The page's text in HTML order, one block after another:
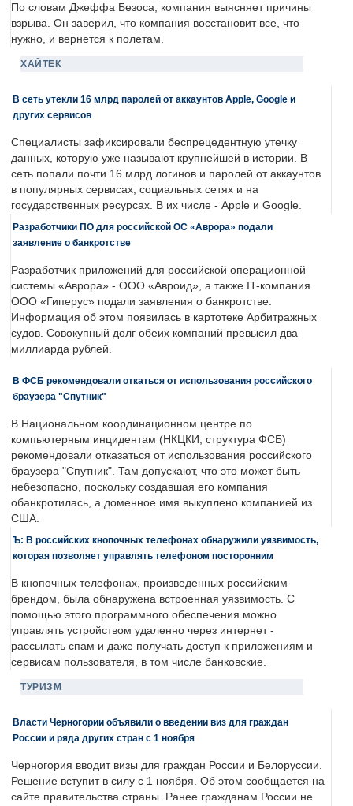
По словам Джеффа Безоса, компания выясняет причины
взрыва. Он заверил, что компания восстановит все, что
нужно, и вернется к полетам.
ХАЙТЕК
В сеть утекли 16 млрд паролей от аккаунтов Apple, Google и
других сервисов
Специалисты зафиксировали беспрецедентную утечку
данных, которую уже называют крупнейшей в истории. В
сеть попали почти 16 млрд логинов и паролей от аккаунтов
в популярных сервисах, социальных сетях и на
государственных ресурсах. В их числе - Apple и Google.
Разработчики ПО для российской ОС «Аврора» подали
заявление о банкротстве
Разработчик приложений для российской операционной
системы «Аврора» - ООО «Авроид», а также IT-компания
ООО «Гиперус» подали заявления о банкротстве.
Информация об этом появилась в картотеке Арбитражных
судов. Совокупный долг обеих компаний превысил два
миллиарда рублей.
В ФСБ рекомендовали откаться от использования российского
браузера "Спутник"
В Национальном координационном центре по
компьютерным инцидентам (НКЦКИ, структура ФСБ)
рекомендовали отказаться от использования российского
браузера "Спутник". Там допускают, что это может быть
небезопасно, поскольку создавшая его компания
обанкротилась, а доменное имя выкуплено компанией из
США.
Ъ: В российских кнопочных телефонах обнаружили уязвимость,
которая позволяет управлять телефоном посторонним
В кнопочных телефонах, произведенных российским
брендом, была обнаружена встроенная уязвимость. С
помощью этого программного обеспечения можно
управлять устройством удаленно через интернет -
рассылать спам и даже получать доступ к приложениям и
сервисам пользователя, в том числе банковские.
ТУРИЗМ
Власти Черногории объявили о введении виз для граждан
России и ряда других стран с 1 ноября
Черногория вводит визы для граждан России и Белоруссии.
Решение вступит в силу с 1 ноября. Об этом сообщается на
сайте правительства страны. Ранее гражданам России не